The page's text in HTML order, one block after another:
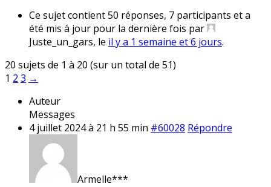
Ce sujet contient 50 réponses, 7 participants et a
été mis à jour pour la dernière fois par
Juste_un_gars, le il y a 1 semaine et 6 jours.
20 sujets de 1 à 20 (sur un total de 51)
1 2 3 →
Auteur
Messages
4 juillet 2024 à 21 h 55 min #60028 Répondre
Armelle***